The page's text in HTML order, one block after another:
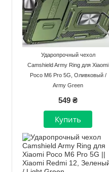
Ударопрочный чехол
Camshield Army Ring для Xiaomi
Poco M6 Pro 5G, Оливковый /
Army Green
549 ₴